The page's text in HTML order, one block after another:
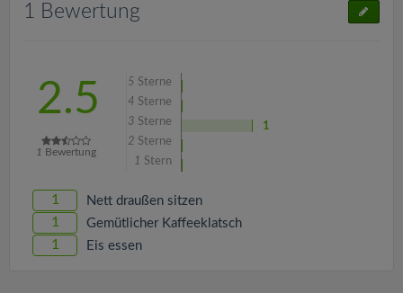
1 Bewertung
2.5
1 Bewertung
5 Sterne
4 Sterne
3 Sterne
1
2 Sterne
1 Stern
1 Nett draußen sitzen
1 Gemütlicher Kaffeeklatsch
1 Eis essen